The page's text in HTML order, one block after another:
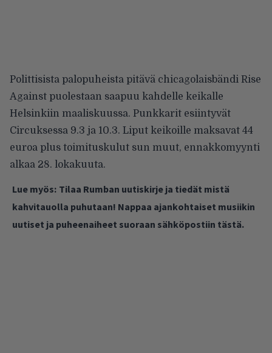
Polittisista palopuheista pitävä chicagolaisbändi Rise
Against puolestaan saapuu kahdelle keikalle
Helsinkiin maaliskuussa. Punkkarit esiintyvät
Circuksessa 9.3 ja 10.3. Liput keikoille maksavat 44
euroa plus toimituskulut sun muut, ennakkomyynti
alkaa 28. lokakuuta.
Lue myös: Tilaa Rumban uutiskirje ja tiedät mistä
kahvitauolla puhutaan! Nappaa ajankohtaiset musiikin
uutiset ja puheenaiheet suoraan sähköpostiin tästä.